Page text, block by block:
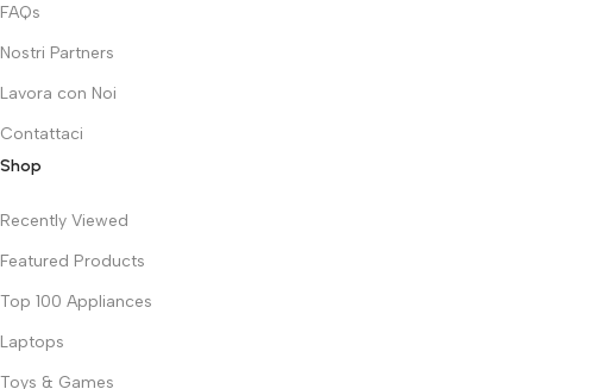
FAQs
Nostri Partners
Lavora con Noi
Contattaci
Shop
Recently Viewed
Featured Products
Top 100 Appliances
Laptops
Toys & Games